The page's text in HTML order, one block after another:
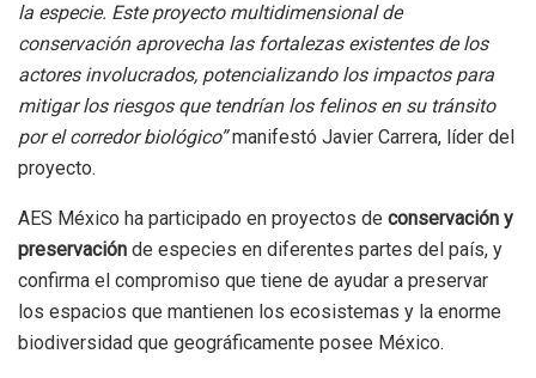
la especie. Este proyecto multidimensional de
conservación aprovecha las fortalezas existentes de los
actores involucrados, potencializando los impactos para
mitigar los riesgos que tendrían los felinos en su tránsito
por el corredor biológico”manifestó Javier Carrera, líder del
proyecto.
AES México ha participado en proyectos de conservación y
preservación de especies en diferentes partes del país, y
confirma el compromiso que tiene de ayudar a preservar
los espacios que mantienen los ecosistemas y la enorme
biodiversidad que geográficamente posee México.